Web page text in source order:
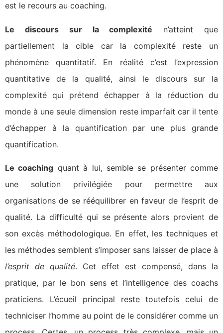
est le recours au coaching.
Le discours sur la complexité n’atteint que
partiellement la cible car la complexité reste un
phénomène quantitatif. En réalité c’est l’expression
quantitative de la qualité, ainsi le discours sur la
complexité qui prétend échapper à la réduction du
monde à une seule dimension reste imparfait car il tente
d’échapper à la quantification par une plus grande
quantification.
Le coaching quant à lui, semble se présenter comme
une solution privilégiée pour permettre aux
organisations de se rééquilibrer en faveur de l’esprit de
qualité. La difficulté qui se présente alors provient de
son excès méthodologique. En effet, les techniques et
les méthodes semblent s’imposer sans laisser de place à
l’esprit de qualité. Cet effet est compensé, dans la
pratique, par le bon sens et l’intelligence des coachs
praticiens. L’écueil principal reste toutefois celui de
techniciser l’homme au point de le considérer comme un